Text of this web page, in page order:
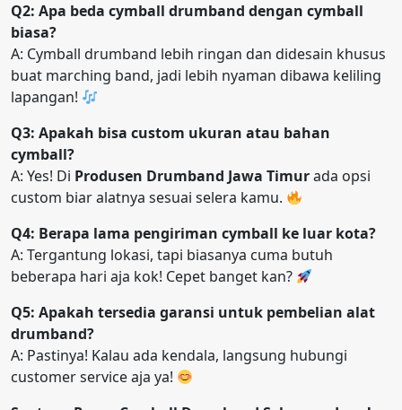
Q2: Apa beda cymball drumband dengan cymball
biasa?
A: Cymball drumband lebih ringan dan didesain khusus
buat marching band, jadi lebih nyaman dibawa keliling
lapangan!
Q3: Apakah bisa custom ukuran atau bahan
cymball?
A: Yes! Di Produsen Drumband Jawa Timurada opsi
custom biar alatnya sesuai selera kamu.
Q4: Berapa lama pengiriman cymball ke luar kota?
A: Tergantung lokasi, tapi biasanya cuma butuh
beberapa hari aja kok! Cepet banget kan?
Q5: Apakah tersedia garansi untuk pembelian alat
drumband?
A: Pastinya! Kalau ada kendala, langsung hubungi
customer service aja ya!